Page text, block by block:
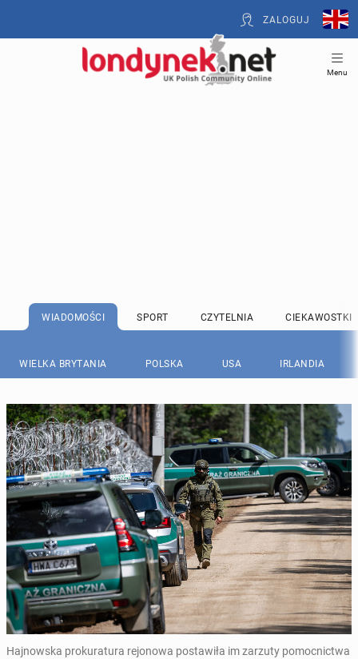
ZALOGUJ
Menu
WIADOMOŚCI SPORT CZYTELNIA CIEKAWOSTKI
WIELKA BRYTANIA POLSKA USA IRLANDIA
Hajnowska prokuratura rejonowa postawiła im zarzuty pomocnictwa